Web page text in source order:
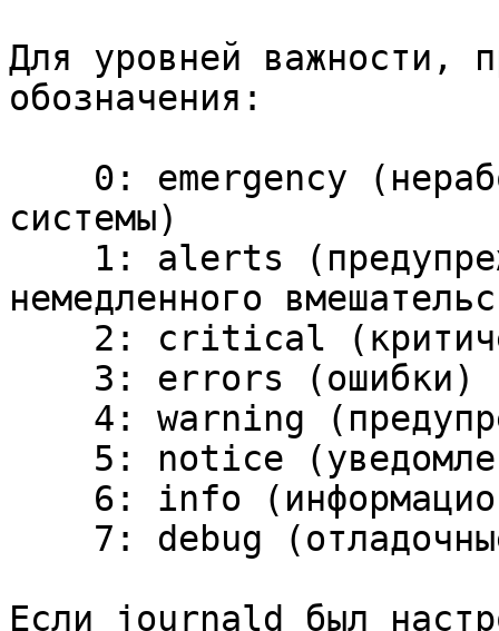
Для уровней важности,
обозначения:
0: emergency
системы)
1: alerts
немедленного
2: critical
3: errors (ошибки)
4: warning
5: notice
6: info
7: debug
Если journald был